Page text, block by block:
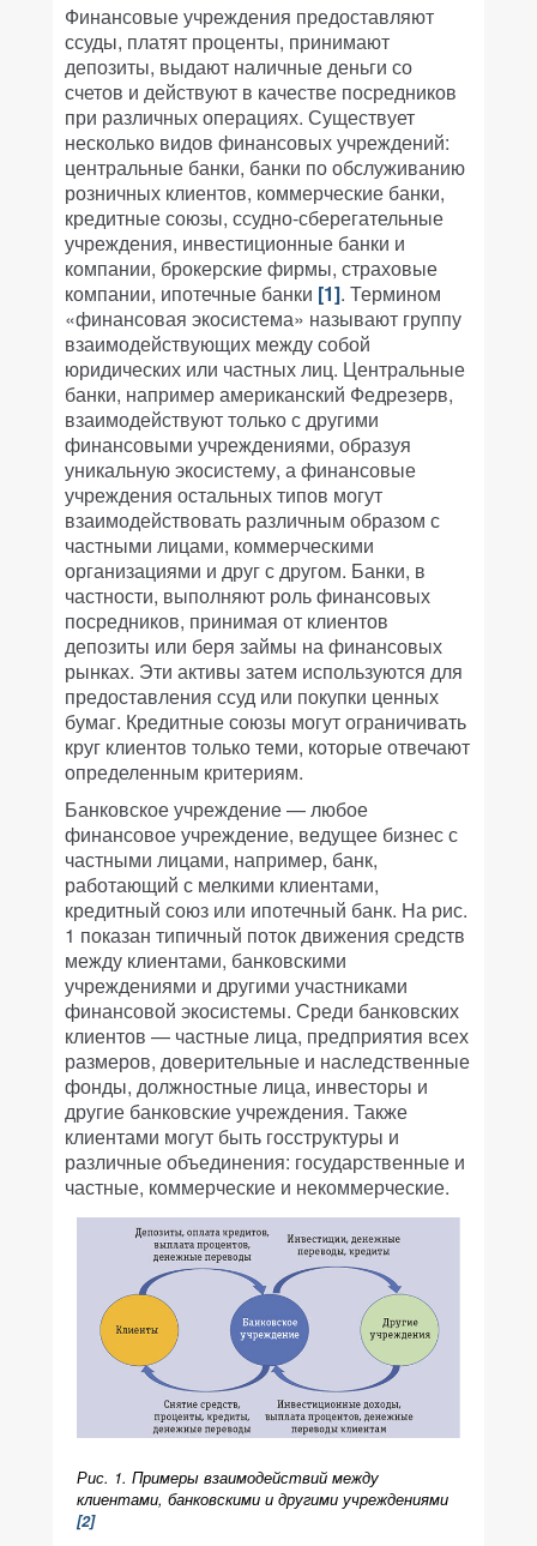
Финансовые учреждения предоставляют
ссуды, платят проценты, принимают
депозиты, выдают наличные деньги со
счетов и действуют в качестве посредников
при различных операциях. Существует
несколько видов финансовых учреждений:
центральные банки, банки по обслуживанию
розничных клиентов, коммерческие банки,
кредитные союзы, ссудно-сберегательные
учреждения, инвестиционные банки и
компании, брокерские фирмы, страховые
компании, ипотечные банки [1]. Термином
«финансовая экосистема» называют группу
взаимодействующих между собой
юридических или частных лиц. Центральные
банки, например американский Федрезерв,
взаимодействуют только с другими
финансовыми учреждениями, образуя
уникальную экосистему, а финансовые
учреждения остальных типов могут
взаимодействовать различным образом с
частными лицами, коммерческими
организациями и друг с другом. Банки, в
частности, выполняют роль финансовых
посредников, принимая от клиентов
депозиты или беря займы на финансовых
рынках. Эти активы затем используются для
предоставления ссуд или покупки ценных
бумаг. Кредитные союзы могут ограничивать
круг клиентов только теми, которые отвечают
определенным критериям.
Банковское учреждение — любое
финансовое учреждение, ведущее бизнес с
частными лицами, например, банк,
работающий с мелкими клиентами,
кредитный союз или ипотечный банк. На рис.
1 показан типичный поток движения средств
между клиентами, банковскими
учреждениями и другими участниками
финансовой экосистемы. Среди банковских
клиентов — частные лица, предприятия всех
размеров, доверительные и наследственные
фонды, должностные лица, инвесторы и
другие банковские учреждения. Также
клиентами могут быть госструктуры и
различные объединения: государственные и
частные, коммерческие и некоммерческие.
Рис. 1. Примеры взаимодействий между
клиентами, банковскими и другими учреждениями
[2]